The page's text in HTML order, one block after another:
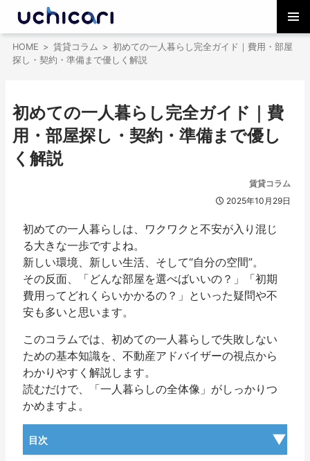
ニュー
ン
テ
ス
キ
ッ
HOME 賃貸コラム
初めての一人暮らし完全ガイド｜費用・部屋
探し・契約・準備まで優しく解説
初めての一人暮らし完全ガイド｜費
用・部屋探し・契約・準備まで優し
く解説
賃貸コラム
2025年10月29日
初めての一人暮らしは、ワクワクと不安が入り混じ
る大きな一歩ですよね。
新しい環境、新しい生活、そして“自分の空間”。
その反面、「どんな部屋を選べばいいの？」「初期
費用ってどれくらいかかるの？」といった疑問や不
安も多いと思います。
このコラムでは、 初めての一人暮らしで失敗しない
ための基本知識を、不動産アドバイザーの視点から
わかりやすく解説します。
読むだけで、「一人暮らしの全体像」がしっかりつ
かめますよ。
目次